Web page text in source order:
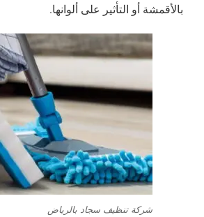
بالأقمشة أو التأثير على ألوانها.
شركة تنظيف سجاد بالرياض